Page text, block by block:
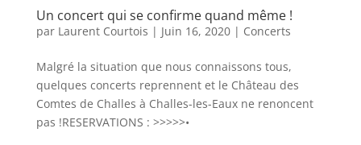
Un concert qui se confirme quand même !
par Laurent Courtois | Juin 16, 2020| Concerts
Malgré la situation que nous connaissons tous,
quelques concerts reprennent et le Château des
Comtes de Challes à Challes-les-Eaux ne renoncent
pas !RESERVATIONS : >>>>>•